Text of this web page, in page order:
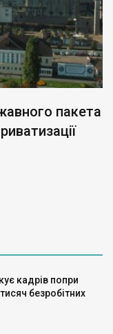
пакета
кадрів попри
безробітних